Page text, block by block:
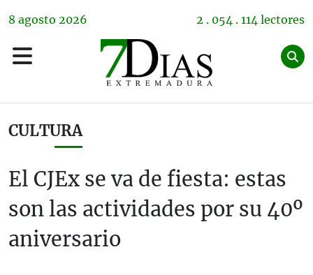
8 agosto 2026 2 . 054 . 114 lectores
CULTURA
El CJEx se va de fiesta: estas
son las actividades por su 40º
aniversario